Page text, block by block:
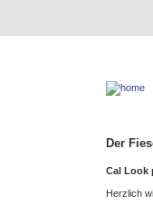
Der
Cal Look
Herzlich